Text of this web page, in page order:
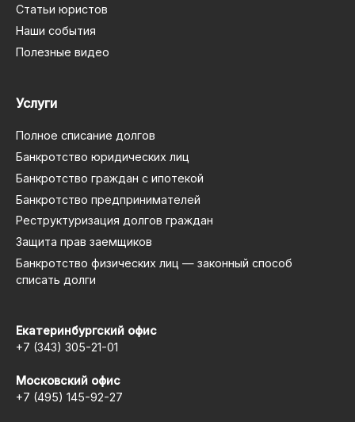
Статьи юристов
Наши события
Полезные видео
Услуги
Полное списание долгов
Банкротство юридических лиц
Банкротство граждан с ипотекой
Банкротство предпринимателей
Реструктуризация долгов граждан
Защита прав заемщиков
Банкротство физических лиц — законный способ
списать долги
Екатеринбургский офис
+7 (343) 305-21-01
Московский офис
+7 (495) 145-92-27